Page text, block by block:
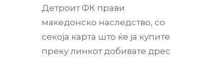
Детроит ФК прави
македонско наследство, со
секоја карта што ќе ја купите
преку линкот добивате дрес